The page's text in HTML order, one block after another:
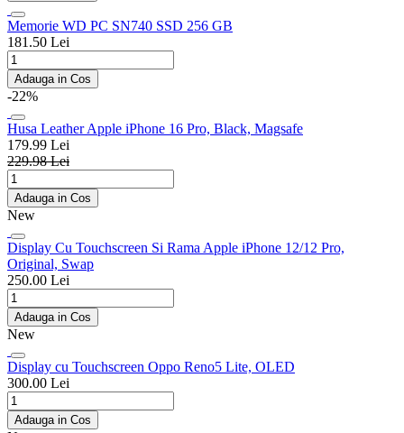
Memorie WD PC SN740 SSD 256 GB
181.50 Lei
Adauga in Cos
-22%
Husa Leather Apple iPhone 16 Pro, Black, Magsafe
179.99 Lei
229.98 Lei
Adauga in Cos
New
Display Cu Touchscreen Si Rama Apple iPhone 12/12 Pro,
Original, Swap
250.00 Lei
Adauga in Cos
New
Display cu Touchscreen Oppo Reno5 Lite, OLED
300.00 Lei
Adauga in Cos